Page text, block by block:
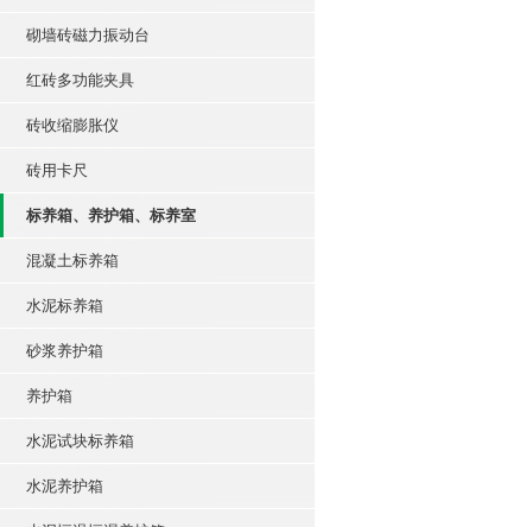
砌墙砖磁力振动台
红砖多功能夹具
砖收缩膨胀仪
砖用卡尺
标养箱、养护箱、标养室
混凝土标养箱
水泥标养箱
砂浆养护箱
养护箱
水泥试块标养箱
水泥养护箱